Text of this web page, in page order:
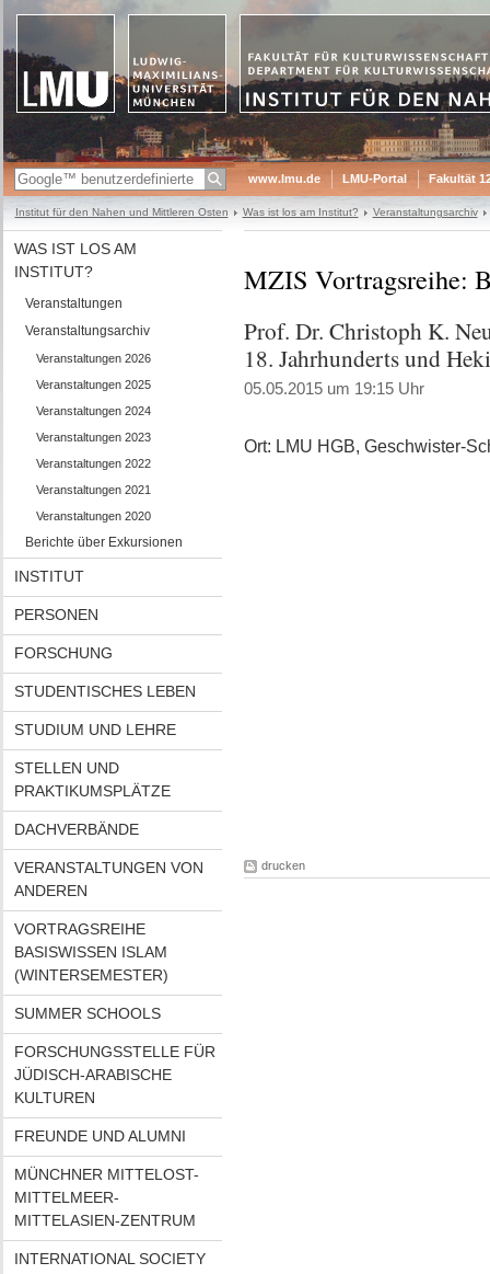
www.lmu.de LMU-Portal Fakultät
Institut für den Nahen und Mittleren Osten Was ist los am Institut? Veranstaltungsarchiv
WAS IST LOS AM
INSTITUT?
Veranstaltungen
Veranstaltungsarchiv
Veranstaltungen 2026
Veranstaltungen 2025
Veranstaltungen 2024
Veranstaltungen 2023
Veranstaltungen 2022
Veranstaltungen 2021
Veranstaltungen 2020
Berichte über Exkursionen
INSTITUT
PERSONEN
FORSCHUNG
STUDENTISCHES LEBEN
STUDIUM UND LEHRE
STELLEN UND
PRAKTIKUMSPLÄTZE
DACHVERBÄNDE
VERANSTALTUNGEN VON
ANDEREN
VORTRAGSREIHE
BASISWISSEN ISLAM
(WINTERSEMESTER)
SUMMER SCHOOLS
FORSCHUNGSSTELLE FÜR
JÜDISCH-ARABISCHE
KULTUREN
FREUNDE UND ALUMNI
MÜNCHNER MITTELOST-
MITTELMEER-
MITTELASIEN-ZENTRUM
INTERNATIONAL SOCIETY
MZIS Vortragsreihe:
Prof. Dr. Christoph K.
18. Jahrhunderts und
05.05.2015 um 19:15 Uhr
Ort: LMU HGB, Geschwister-
drucken